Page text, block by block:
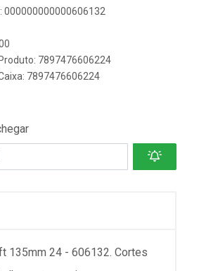
000000000000606132
7897476606224
7897476606224
135mm 24 - 606132. Cortes